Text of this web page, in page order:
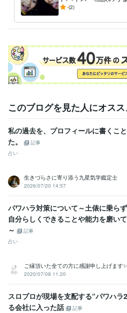
イラスト作成・漫画制作
好きなマン
度。
悩み相談・カウンセリング 愚痴・DV
ん底に落とされては
-(2)
このブログを見た人にオスス
私の過去を、プロフィールに書くこ
た。
記事
占い
生きづらさに寄り添う九星気学鑑定士
2026/07/20 14:57
パワハラ対策について～土俵に乗ら
自分らしくできることや能力を磨い
～
記事
占い
ご縁頂いた全ての方に感謝申し上げます✨
2020/07/08 11:20
スロプロが現場を支配する“パワハラ
る会社に入った話
記事